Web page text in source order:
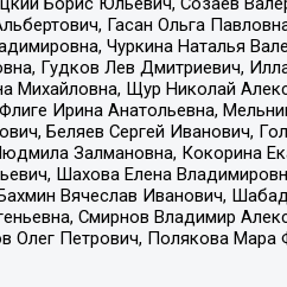
Гасан Ольга
Чуркина Наталья
Гудков Лев Дмитриевич,
Михайловна, Щур Николай
Ирина Анатольевна,
Беляев Сергей Иванович,
Залмановна, Кокорина
Шахова Елена
Вячеслав Иванович,
Смирнов Владимир
Олег Петрович, Полякова Мара